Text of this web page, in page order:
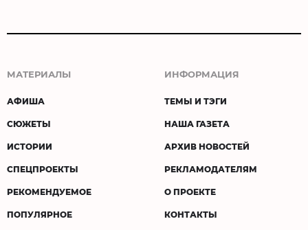
МАТЕРИАЛЫ
АФИША
СЮЖЕТЫ
ИСТОРИИ
СПЕЦПРОЕКТЫ
РЕКОМЕНДУЕМОЕ
ПОПУЛЯРНОЕ
ИНФОРМАЦИЯ
ТЕМЫ И ТЭГИ
НАША ГАЗЕТА
АРХИВ НОВОСТЕЙ
РЕКЛАМОДАТЕЛЯМ
О ПРОЕКТЕ
КОНТАКТЫ